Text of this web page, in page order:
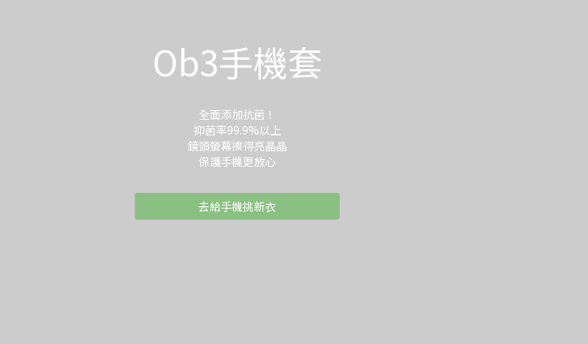
Ob3手機套
全面添加抗菌！
抑菌率99.9%以上
鏡頭螢幕擦得亮晶晶
保護手機更放心
去給手機挑新衣